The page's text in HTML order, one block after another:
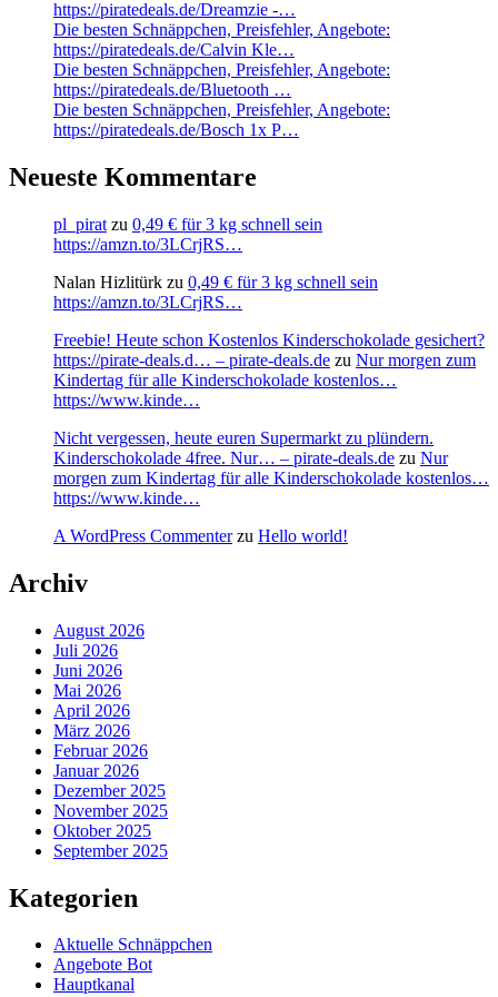
https://piratedeals.de/Dreamzie -…
Die besten Schnäppchen, Preisfehler, Angebote:
https://piratedeals.de/Calvin Kle…
Die besten Schnäppchen, Preisfehler, Angebote:
https://piratedeals.de/Bluetooth …
Die besten Schnäppchen, Preisfehler, Angebote:
https://piratedeals.de/Bosch 1x P…
Neueste Kommentare
pl_pirat zu 0,49 € für 3 kg schnell sein
https://amzn.to/3LCrjRS…
Nalan Hizlitürk zu 0,49 € für 3 kg schnell sein
https://amzn.to/3LCrjRS…
Freebie! Heute schon Kostenlos Kinderschokolade gesichert?
https://pirate-deals.d… – pirate-deals.de zu Nur morgen zum
Kindertag für alle Kinderschokolade kostenlos…
https://www.kinde…
Nicht vergessen, heute euren Supermarkt zu plündern.
Kinderschokolade 4free. Nur… – pirate-deals.de zu Nur
morgen zum Kindertag für alle Kinderschokolade kostenlos…
https://www.kinde…
A WordPress Commenterzu Hello world!
Archiv
August 2026
Juli 2026
Juni 2026
Mai 2026
April 2026
März 2026
Februar 2026
Januar 2026
Dezember 2025
November 2025
Oktober 2025
September 2025
Kategorien
Aktuelle Schnäppchen
Angebote Bot
Hauptkanal